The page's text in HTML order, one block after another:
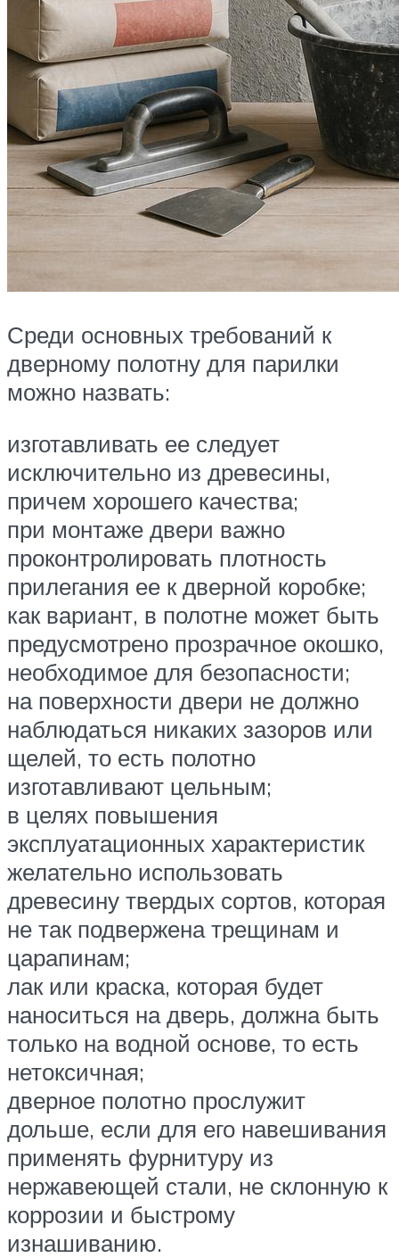
Среди основных требований к
дверному полотну для парилки
можно назвать:
изготавливать ее следует
исключительно из древесины,
причем хорошего качества;
при монтаже двери важно
проконтролировать плотность
прилегания ее к дверной коробке;
как вариант, в полотне может быть
предусмотрено прозрачное окошко,
необходимое для безопасности;
на поверхности двери не должно
наблюдаться никаких зазоров или
щелей, то есть полотно
изготавливают цельным;
в целях повышения
эксплуатационных характеристик
желательно использовать
древесину твердых сортов, которая
не так подвержена трещинам и
царапинам;
лак или краска, которая будет
наноситься на дверь, должна быть
только на водной основе, то есть
нетоксичная;
дверное полотно прослужит
дольше, если для его навешивания
применять фурнитуру из
нержавеющей стали, не склонную к
коррозии и быстрому
изнашиванию.